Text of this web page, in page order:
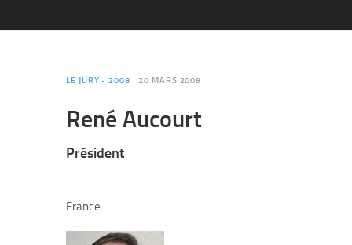
LE JURY - 2008 20 MARS 2008
René Aucourt
Président
France